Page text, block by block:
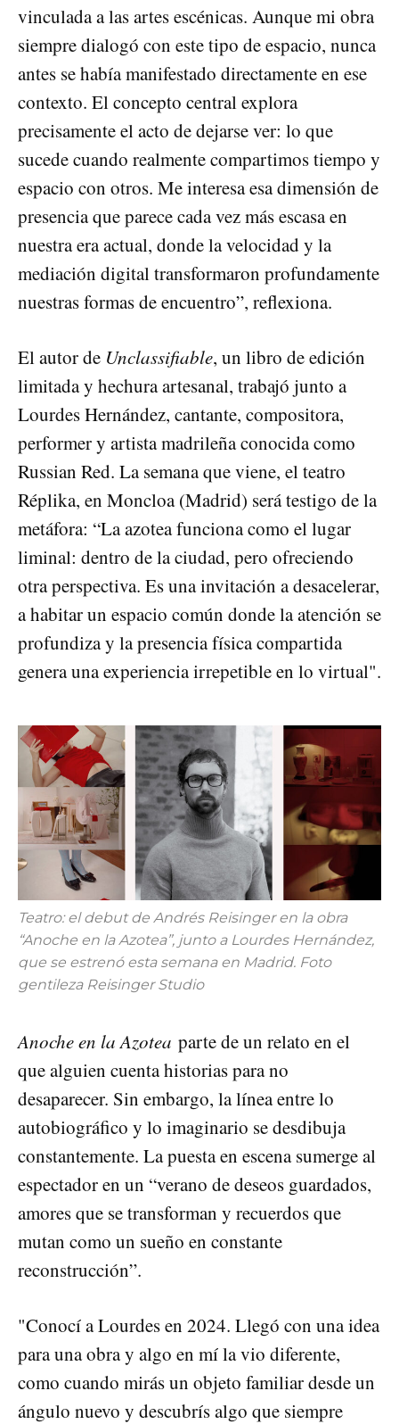
vinculada a las artes escénicas. Aunque mi obra
siempre dialogó con este tipo de espacio, nunca
antes se había manifestado directamente en ese
contexto. El concepto central explora
precisamente el acto de dejarse ver: lo que
sucede cuando realmente compartimos tiempo y
espacio con otros. Me interesa esa dimensión de
presencia que parece cada vez más escasa en
nuestra era actual, donde la velocidad y la
mediación digital transformaron profundamente
nuestras formas de encuentro”, reflexiona.
El autor de Unclassifiable, un libro de edición
limitada y hechura artesanal, trabajó junto a
Lourdes Hernández, cantante, compositora,
performer y artista madrileña conocida como
Russian Red. La semana que viene, el teatro
Réplika, en Moncloa (Madrid) será testigo de la
metáfora: “La azotea funciona como el lugar
liminal: dentro de la ciudad, pero ofreciendo
otra perspectiva. Es una invitación a desacelerar,
a habitar un espacio común donde la atención se
profundiza y la presencia física compartida
genera una experiencia irrepetible en lo virtual".
Teatro: el debut de Andrés Reisinger en la obra
“Anoche en la Azotea”, junto a Lourdes Hernández,
que se estrenó esta semana en Madrid. Foto
gentileza Reisinger Studio
Anoche en la Azotea parte de un relato en el
que alguien cuenta historias para no
desaparecer. Sin embargo, la línea entre lo
autobiográfico y lo imaginario se desdibuja
constantemente. La puesta en escena sumerge al
espectador en un “verano de deseos guardados,
amores que se transforman y recuerdos que
mutan como un sueño en constante
reconstrucción”.
"Conocí a Lourdes en 2024. Llegó con una idea
para una obra y algo en mí la vio diferente,
como cuando mirás un objeto familiar desde un
ángulo nuevo y descubrís algo que siempre